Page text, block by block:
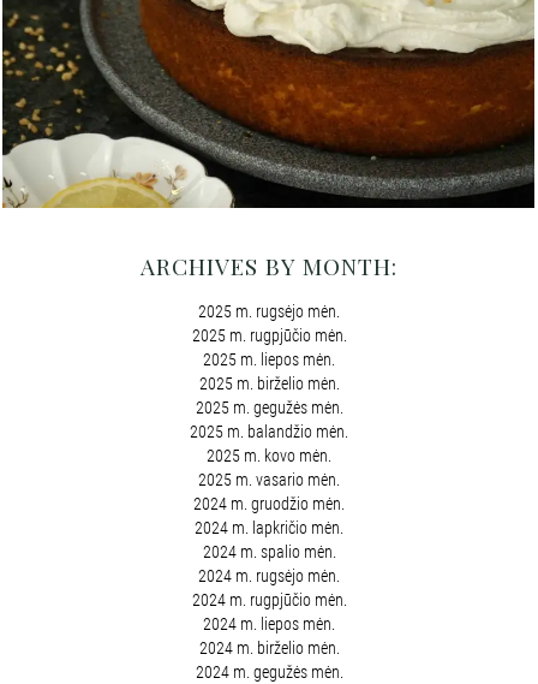
ARCHIVES BY MONTH:
2025 m. rugsėjo mėn.
2025 m. rugpjūčio mėn.
2025 m. liepos mėn.
2025 m. birželio mėn.
2025 m. gegužės mėn.
2025 m. balandžio mėn.
2025 m. kovo mėn.
2025 m. vasario mėn.
2024 m. gruodžio mėn.
2024 m. lapkričio mėn.
2024 m. spalio mėn.
2024 m. rugsėjo mėn.
2024 m. rugpjūčio mėn.
2024 m. liepos mėn.
2024 m. birželio mėn.
2024 m. gegužės mėn.